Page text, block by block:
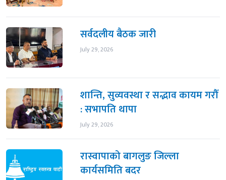
सर्वदलीय बैठक जारी
July 29, 2026
शान्ति, सुव्यवस्था र सद्भाव कायम गरौँ
: सभापति थापा
July 29, 2026
रास्वापाको बागलुङ जिल्ला
कार्यसमिति बदर